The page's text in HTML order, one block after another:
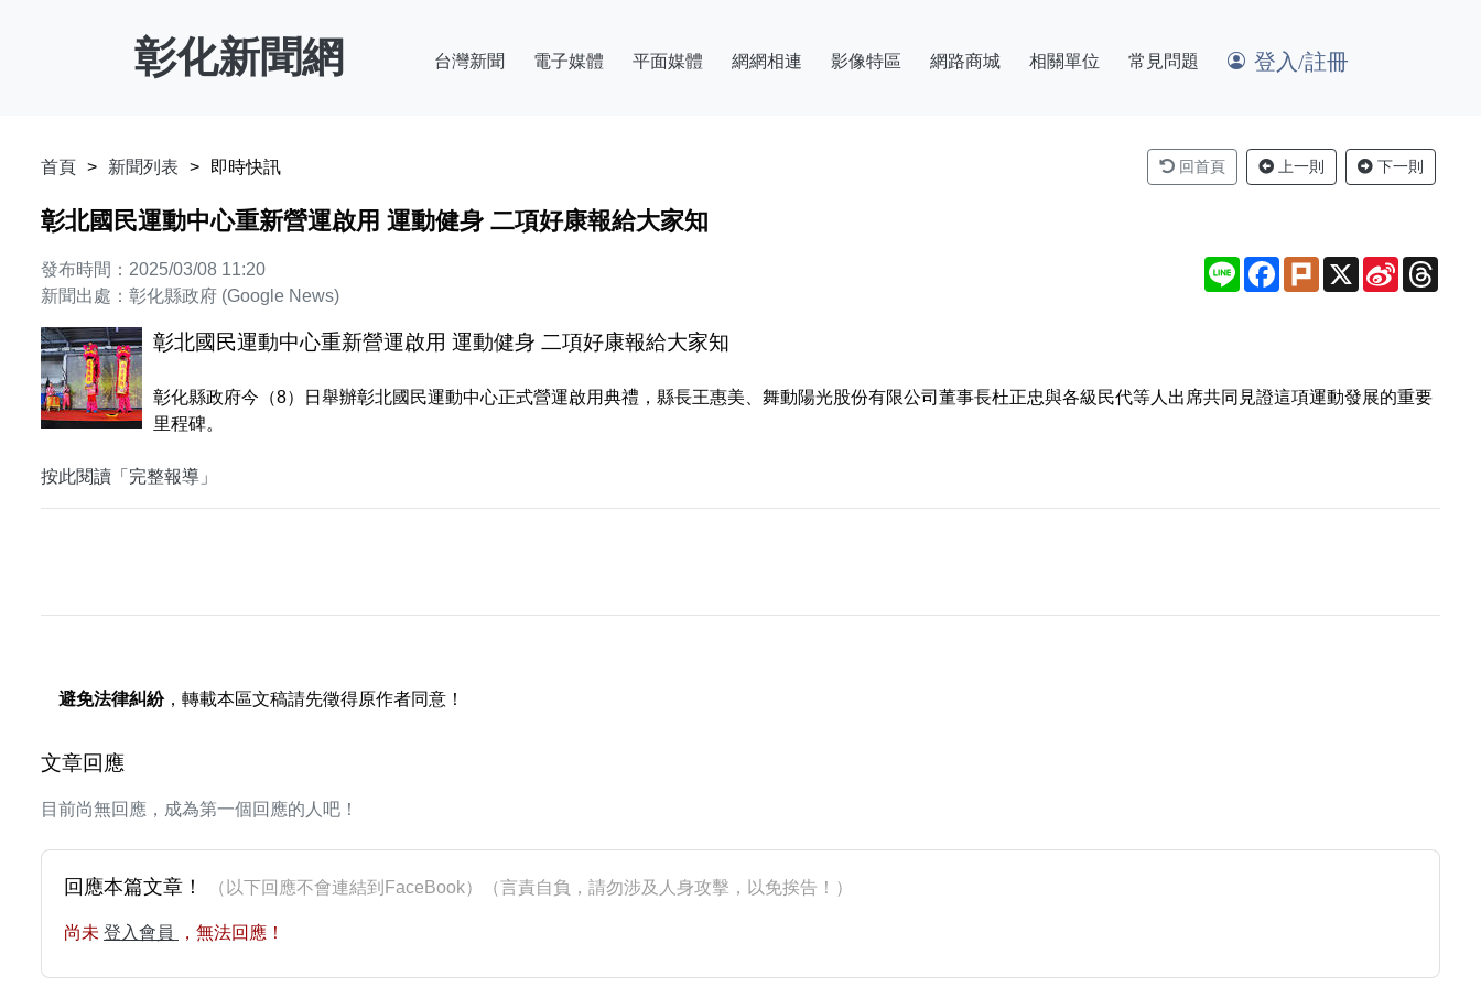
彰化新聞網 台灣新聞 電子媒體 平面媒體 網網相連 影像特區 網路商城 相關單位 常見問題 登入/註冊
首頁 新聞列表 即時快訊 回首頁 上一則 下一則
彰北國民運動中心重新營運啟用 運動健身 二項好康報給大家知
發布時間：2025/03/08 11:20
新聞出處：彰化縣政府 (Google News)
Line Facebook
Plurk X
Sina
Weibo
彰北國民運動中心重新營運啟用 運動健身 二項好康報給大家知
彰化縣政府今（8）日舉辦彰北國民運動中心正式營運啟用典禮，縣長王惠美、舞動陽光股份有限公司董事長杜正忠與各級民代等人出席共同見證這項運動發展的重要
里程碑。
按此閱讀「完整報導」
避免法律糾紛，轉載本區文稿請先徵得原作者同意！
文章回應
目前尚無回應，成為第一個回應的人吧！
回應本篇文章！ （以下回應不會連結到FaceBook）（言責自負，請勿涉及人身攻擊，以免挨告！）
尚未 登入會員 ，無法回應！